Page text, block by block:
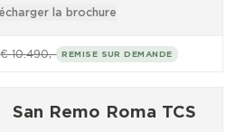
la brochure
€ 10.490,- REMISE SUR DEMANDE
San Remo Roma TCS